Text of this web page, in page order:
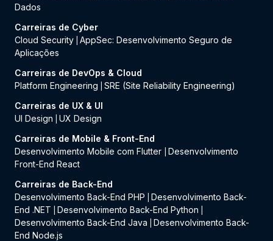
Dados
Carreiras de Cyber
Cloud Security AppSec: Desenvolvimento Seguro de
Aplicações
Carreiras de DevOps & Cloud
Platform Engineering
SRE (Site Reliability Engineering)
Carreiras de UX & UI
UI Design
UX Design
Carreiras de Mobile & Front-End
Desenvolvimento Mobile com Flutter
Desenvolvimento
Front-End React
Carreiras de Back-End
Desenvolvimento Back-End PHP
Desenvolvimento Back-
End .NET
Desenvolvimento Back-End Python
Desenvolvimento Back-End Java
Desenvolvimento Back-
End Node.js